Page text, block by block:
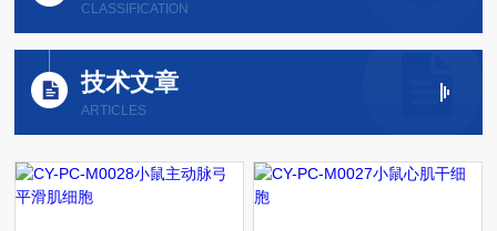
CLASSIFICATION
技术文章
ARTICLES